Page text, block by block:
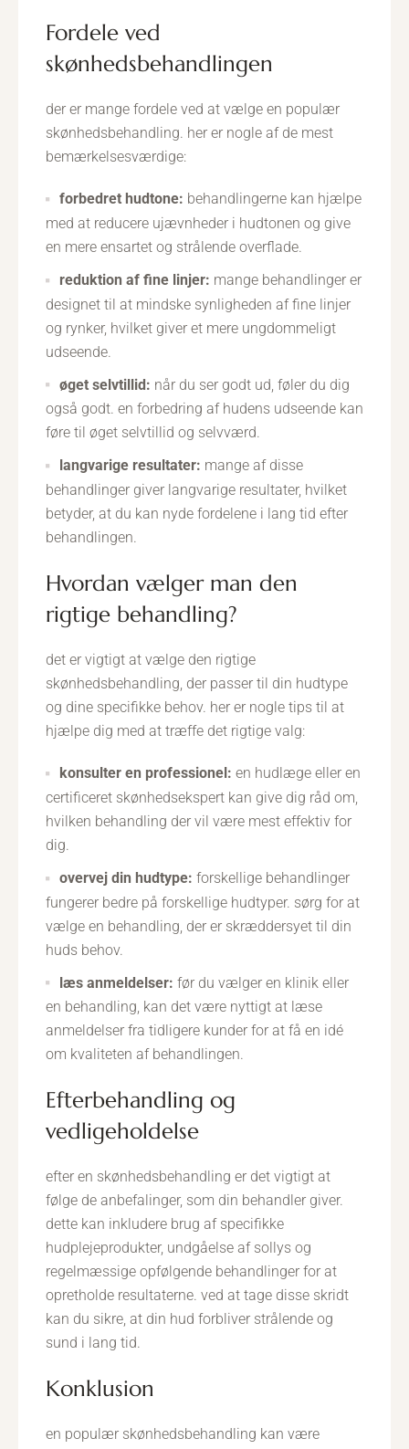
fordele ved
skønhedsbehandlingen
der er mange fordele ved at vælge en populær
skønhedsbehandling. her er nogle af de mest
bemærkelsesværdige:
forbedret hudtone: behandlingerne kan hjælpe
med at reducere ujævnheder i hudtonen og give
en mere ensartet og strålende overflade.
reduktion af fine linjer: mange behandlinger er
designet til at mindske synligheden af fine linjer
og rynker, hvilket giver et mere ungdommeligt
udseende.
øget selvtillid: når du ser godt ud, føler du dig
også godt. en forbedring af hudens udseende kan
føre til øget selvtillid og selvværd.
langvarige resultater: mange af disse
behandlinger giver langvarige resultater, hvilket
betyder, at du kan nyde fordelene i lang tid efter
behandlingen.
hvordan vælger man den
rigtige behandling?
det er vigtigt at vælge den rigtige
skønhedsbehandling, der passer til din hudtype
og dine specifikke behov. her er nogle tips til at
hjælpe dig med at træffe det rigtige valg:
konsulter en professionel: en hudlæge eller en
certificeret skønhedsekspert kan give dig råd om,
hvilken behandling der vil være mest effektiv for
dig.
overvej din hudtype: forskellige behandlinger
fungerer bedre på forskellige hudtyper. sørg for at
vælge en behandling, der er skræddersyet til din
huds behov.
læs anmeldelser: før du vælger en klinik eller
en behandling, kan det være nyttigt at læse
anmeldelser fra tidligere kunder for at få en idé
om kvaliteten af behandlingen.
efterbehandling og
vedligeholdelse
efter en skønhedsbehandling er det vigtigt at
følge de anbefalinger, som din behandler giver.
dette kan inkludere brug af specifikke
hudplejeprodukter, undgåelse af sollys og
regelmæssige opfølgende behandlinger for at
opretholde resultaterne. ved at tage disse skridt
kan du sikre, at din hud forbliver strålende og
sund i lang tid.
konklusion
en populær skønhedsbehandling kan være